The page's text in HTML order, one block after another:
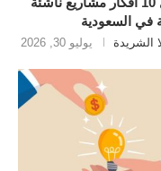
في السعودية
الشريدة يوليو 30, 2026